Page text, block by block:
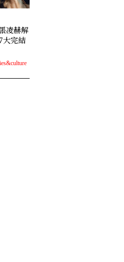
凌赫解
大完結